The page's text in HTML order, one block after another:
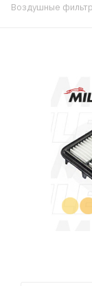
Воздушные